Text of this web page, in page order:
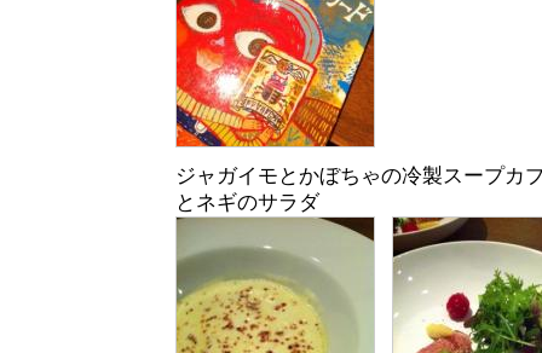
ジャガイモとかぼちゃの冷製スープ
とネギのサラダ